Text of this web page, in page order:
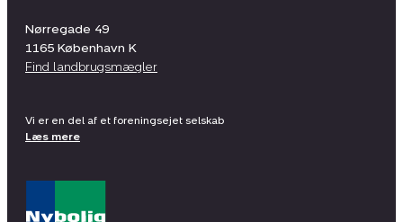
Nørregade 49
1165 København K
Find landbrugsmægler
Vi er en del af et foreningsejet selskab
Læs mere